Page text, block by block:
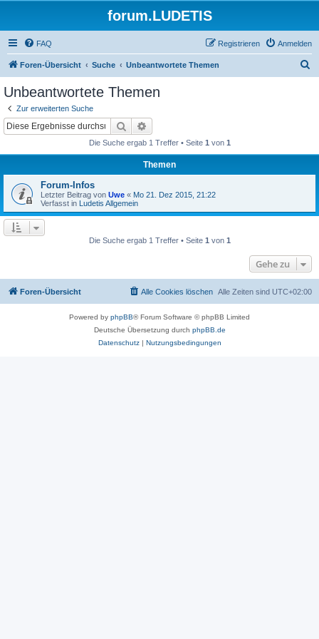
forum.LUDETIS
FAQ Anmelden
Registrieren
Foren-Übersicht Suche Unbeantwortete Themen
Unbeantwortete Themen
Zur erweiterten Suche
Suche
Die Suche ergab 1 Treffer • Seite 1 von 1
Themen
Forum-Infos
Letzter Beitrag von Uwe « Mo 21. Dez 2015, 21:22
Verfasst in Ludetis Allgemein
Die Suche ergab 1 Treffer • Seite 1 von 1
Gehe zu
Foren-Übersicht Alle Zeiten sind UTC+02:00
Alle Cookies löschen
Powered by phpBB® Forum Software © phpBB Limited
Deutsche Übersetzung durch phpBB.de
Datenschutz| Nutzungsbedingungen